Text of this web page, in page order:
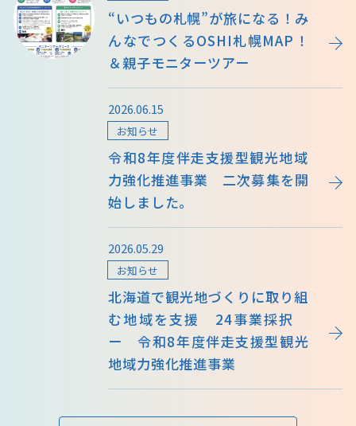
“いつもの札幌”が旅になる！み
んなでつくるOSHI札幌MAP！
＆親子モニターツアー
令和8年度伴走支援型観光地域
力強化推進事業 二次募集を開
始しました。
2026.06.15
お知らせ
北海道で観光地づくりに取り組
む地域を支援 24事業採択
ー 令和8年度伴走支援型観光
地域力強化推進事業
2026.05.29
お知らせ